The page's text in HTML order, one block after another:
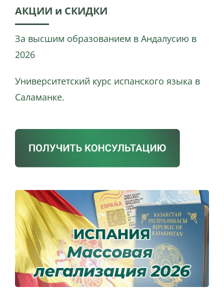
АКЦИИ и СКИДКИ
За высшим образованием в Андалусию в
2026
Университетский курс испанского языка в
Саламанке.